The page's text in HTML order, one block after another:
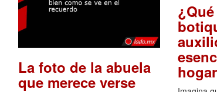
La foto de la abuela
que merece verse